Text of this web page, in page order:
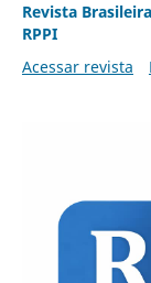
Revista
RPPI
Acessar revista